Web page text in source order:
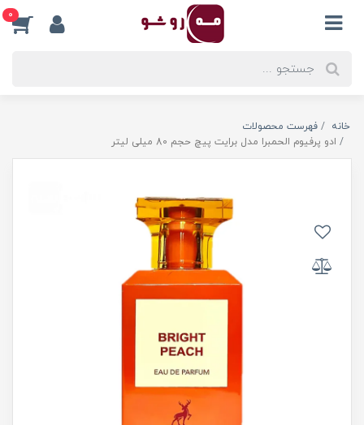
0
خانه
فهرست محصولات
ادو پرفیوم الحمبرا مدل برایت پیچ حجم 80 میلی لیتر